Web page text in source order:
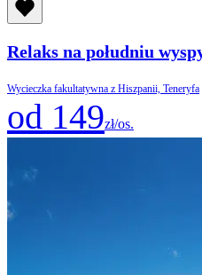
Relaks na południu
Wycieczka fakultatywna z Hiszpanii, Teneryfa
od 149zł/os.